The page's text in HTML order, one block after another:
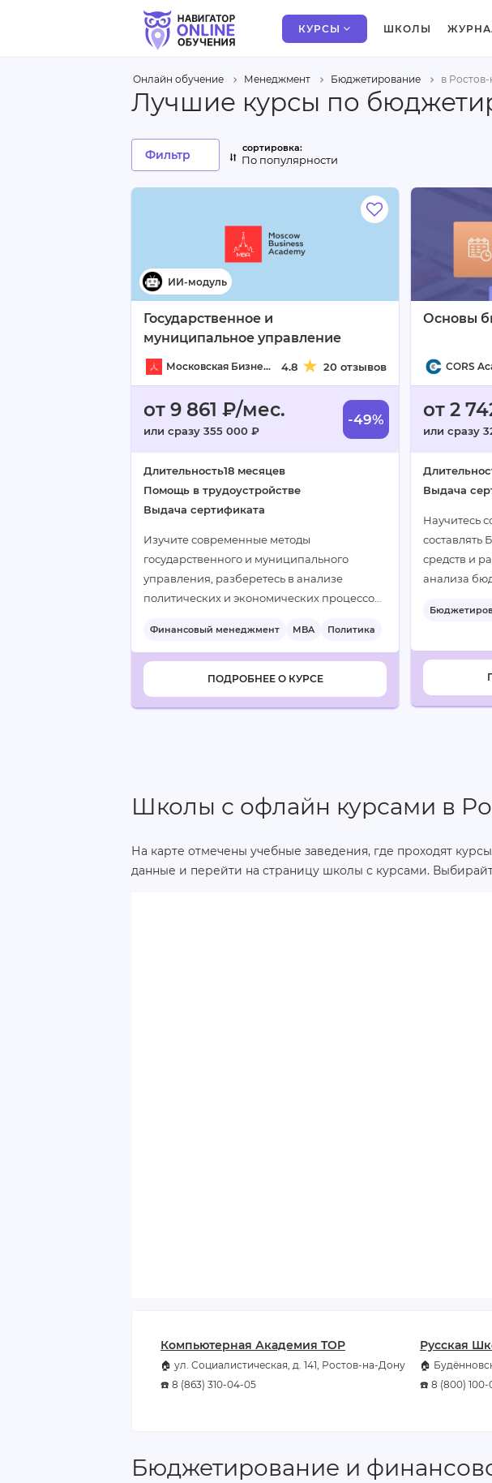
КУРСЫ ШКОЛЫ
Онлайн обучение Менеджмент Бюджетирование в
Лучшие курсы по
Государственное и
муниципальное управление
Московская Бизнес Академия 4.8 20 отзывов
от 9 861 ₽/мес.
или сразу 355 000 ₽
-49%
Длительность18 месяцев
Помощь в трудоустройстве
Выдача сертификата
Изучите современные методы
государственного и муниципального
управления, разберетесь в анализе
политических и экономических процессов,
политики, финансов и лидерства.
Программа даст глубокие управленческие
Финансовый менеджмент MBA
Политика
+6
ПОДРОБНЕЕ О КУРСЕ
Основы
CORS
от 2
или сразу
Выдача
Научитесь
средств и
анализа
Фильтр По популярности
Школы с офлайн курсами в
На карте отмечены учебные заведения, где проходят
данные и перейти на страницу школы с курсами.
Компьютерная Академия TOP
🏠 ул. Социалистическая, д. 141, Ростов-на-Дону
☎️ 8 (863) 310-04-05
Русская
🏠
☎️ 8 (800) 100-
Бюджетирование и